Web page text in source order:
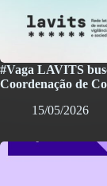
#Vaga LAVITS
Coordenação de
15/05/2026